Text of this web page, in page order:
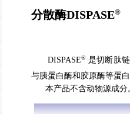
分散酶DISPASE®
DISPASE® 是切断肽
与胰蛋白酶和胶原酶等蛋
本产品不含动物源成分